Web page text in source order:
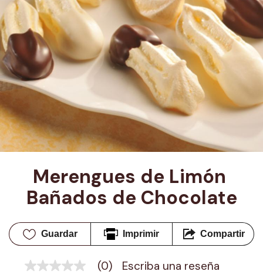
Merengues de Limón
Bañados de Chocolate
Guardar Imprimir Compartir
Sin
(0) Escriba una reseña